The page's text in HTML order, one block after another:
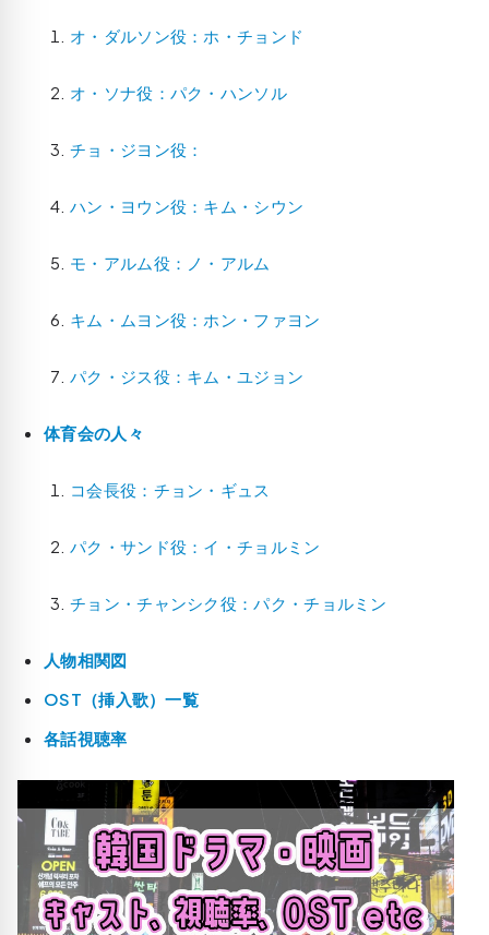
オ・ダルソン役：ホ・チョンド
オ・ソナ役：パク・ハンソル
チョ・ジヨン役：
ハン・ヨウン役：キム・シウン
モ・アルム役：ノ・アルム
キム・ムヨン役：ホン・ファヨン
パク・ジス役：キム・ユジョン
体育会の人々
コ会長役：チョン・ギュス
パク・サンド役：イ・チョルミン
チョン・チャンシク役：パク・チョルミン
人物相関図
OST（挿入歌）一覧
各話視聴率